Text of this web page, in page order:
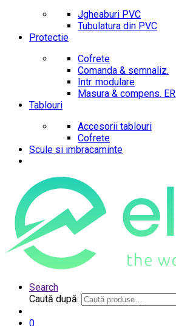
Jgheaburi PVC
Tubulatura din PVC
Protectie
Cofrete
Comanda & semnaliz.
Intr. modulare
Masura & compens. ER
Tablouri
Accesorii tablouri
Cofrete
Scule si imbracaminte
Search
Caută după:
0